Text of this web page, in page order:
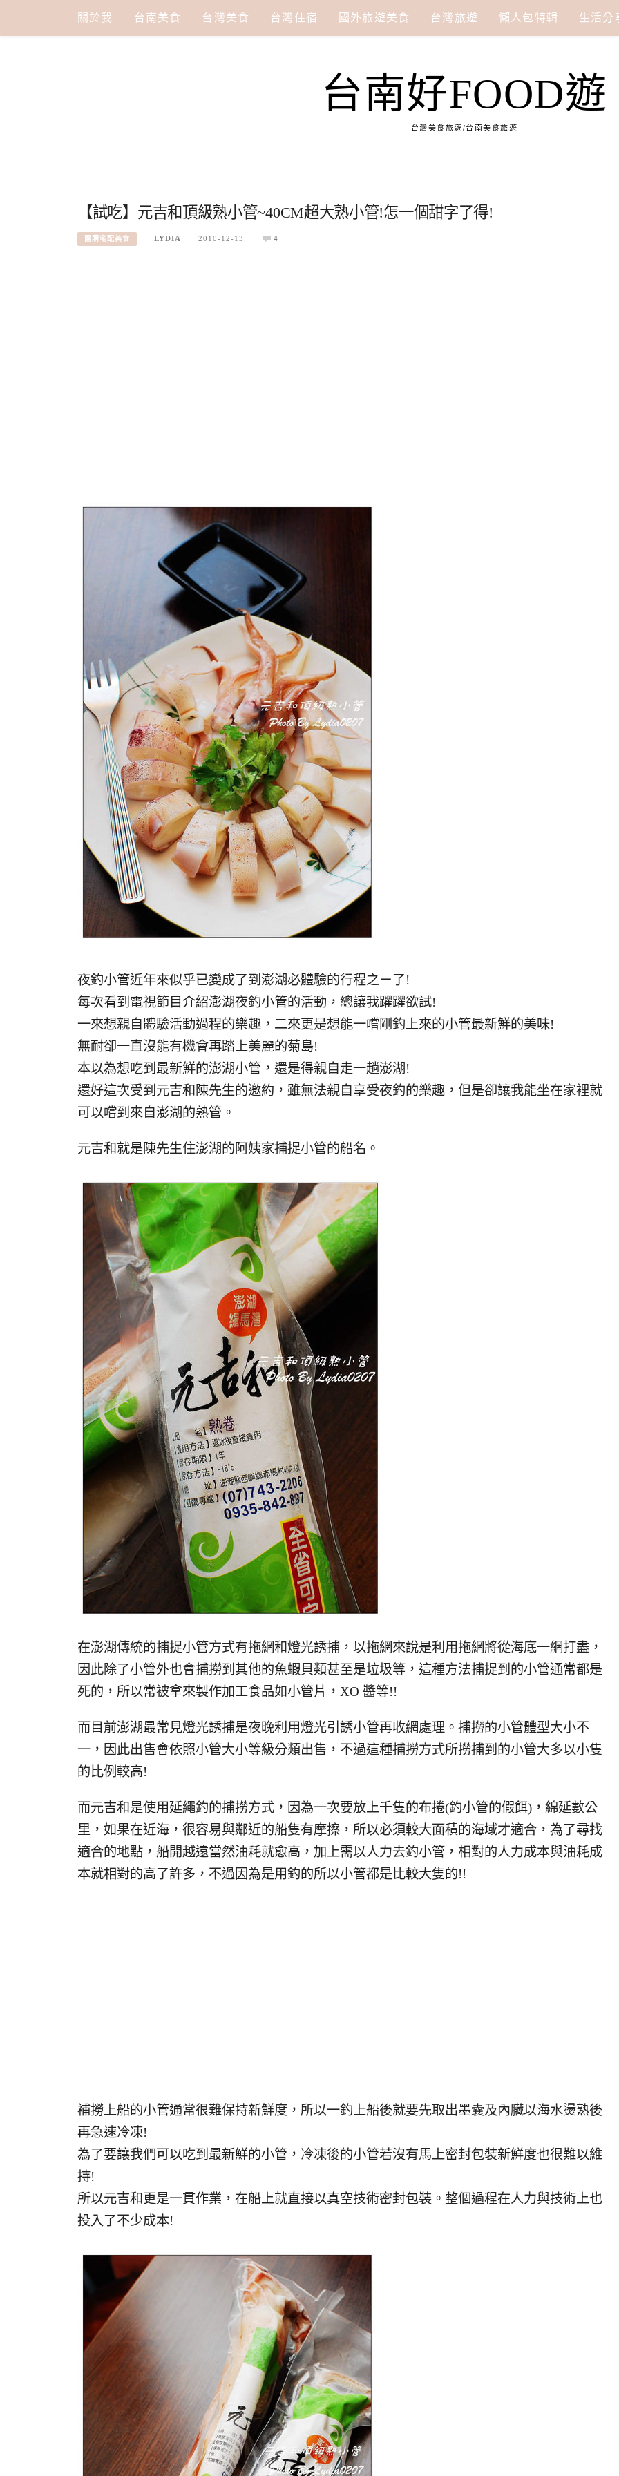
關於我 台南美食 台灣美食 台灣住宿 國外旅遊美食 台灣旅遊 懶人包特輯 生活分
台南好FOOD遊
台灣美食旅遊/台南美食旅遊
【試吃】元吉和頂級熟小管~40CM超大熟小管!怎一個甜字了得!
團購宅配美食 LYDIA 2010-12-13 4
夜釣小管近年來似乎已變成了到澎湖必體驗的行程之ㄧ了!
每次看到電視節目介紹澎湖夜釣小管的活動，總讓我躍躍欲試!
一來想親自體驗活動過程的樂趣，二來更是想能一嚐剛釣上來的小管最新鮮的美味!
無耐卻一直沒能有機會再踏上美麗的菊島!
本以為想吃到最新鮮的澎湖小管，還是得親自走一趟澎湖!
還好這次受到元吉和陳先生的邀約，雖無法親自享受夜釣的樂趣，但是卻讓我能坐在家裡就
可以嚐到來自澎湖的熟管。
元吉和就是陳先生住澎湖的阿姨家捕捉小管的船名。
在澎湖傳統的捕捉小管方式有拖網和燈光誘捕，以拖網來說是利用拖網將從海底一網打盡，
因此除了小管外也會捕撈到其他的魚蝦貝類甚至是垃圾等，這種方法捕捉到的小管通常都是
死的，所以常被拿來製作加工食品如小管片，XO 醬等!!
而目前澎湖最常見燈光誘捕是夜晚利用燈光引誘小管再收網處理。捕撈的小管體型大小不
一，因此出售會依照小管大小等級分類出售，不過這種捕撈方式所撈捕到的小管大多以小隻
的比例較高!
而元吉和是使用延繩釣的捕撈方式，因為一次要放上千隻的布捲(釣小管的假餌)，綿延數公
里，如果在近海，很容易與鄰近的船隻有摩擦，所以必須較大面積的海域才適合，為了尋找
適合的地點，船開越遠當然油耗就愈高，加上需以人力去釣小管，相對的人力成本與油耗成
本就相對的高了許多，不過因為是用釣的所以小管都是比較大隻的!!
補撈上船的小管通常很難保持新鮮度，所以一釣上船後就要先取出墨囊及內臟以海水燙熟後
再急速冷凍!
為了要讓我們可以吃到最新鮮的小管，冷凍後的小管若沒有馬上密封包裝新鮮度也很難以維
持!
所以元吉和更是一貫作業，在船上就直接以真空技術密封包裝。整個過程在人力與技術上也
投入了不少成本!